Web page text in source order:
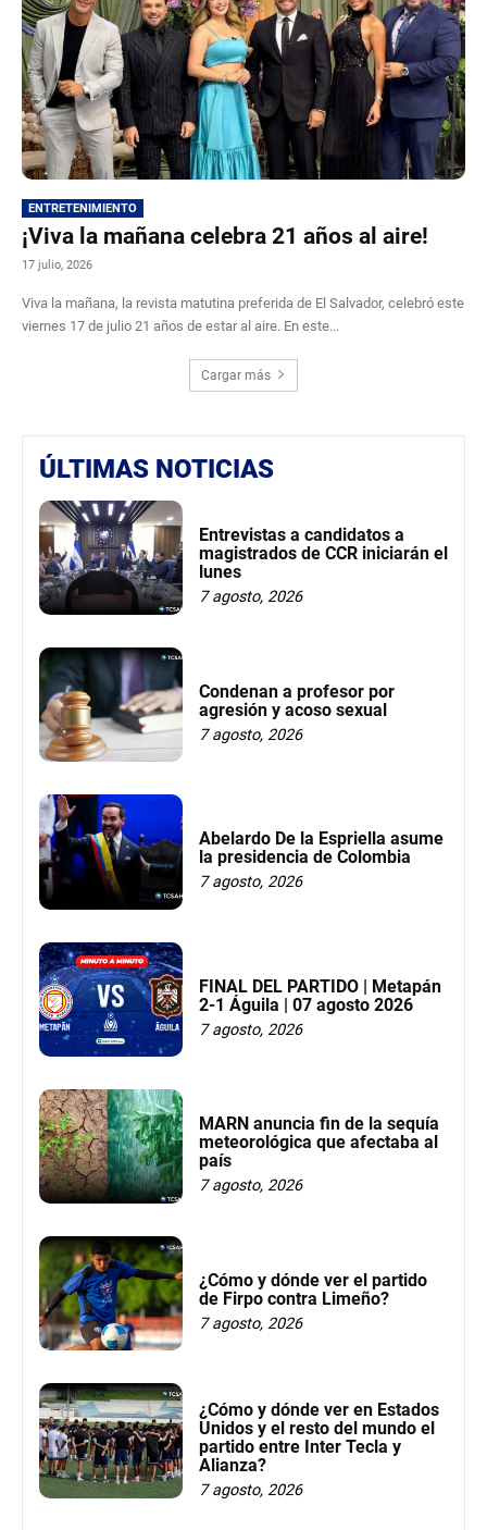
ENTRETENIMIENTO
¡Viva la mañana celebra 21 años al aire!
17 julio, 2026
Viva la mañana, la revista matutina preferida de El Salvador, celebró este
viernes 17 de julio 21 años de estar al aire. En este...
Cargar más
ÚLTIMAS NOTICIAS
Entrevistas a candidatos a
magistrados de CCR iniciarán el
lunes
7 agosto, 2026
Condenan a profesor por
agresión y acoso sexual
7 agosto, 2026
Abelardo De la Espriella asume
la presidencia de Colombia
7 agosto, 2026
FINAL DEL PARTIDO | Metapán
2-1 Águila | 07 agosto 2026
7 agosto, 2026
MARN anuncia fin de la sequía
meteorológica que afectaba al
país
7 agosto, 2026
¿Cómo y dónde ver el partido
de Firpo contra Limeño?
7 agosto, 2026
¿Cómo y dónde ver en Estados
Unidos y el resto del mundo el
partido entre Inter Tecla y
Alianza?
7 agosto, 2026